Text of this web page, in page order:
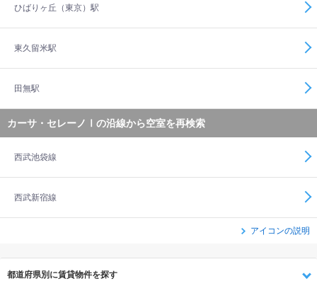
ひばりヶ丘（東京）駅
東久留米駅
田無駅
カーサ・セレーノⅠの沿線から空室を再検索
西武池袋線
西武新宿線
アイコンの説明
都道府県別に賃貸物件を探す